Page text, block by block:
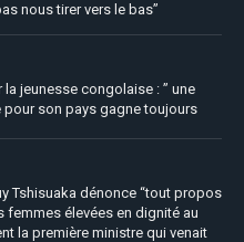
nous tirer vers le bas”
la jeunesse congolaise : ” une
pour son pays gagne toujours
Tshisuaka dénonce “tout propos
femmes élevées en dignité au
la première ministre qui venait